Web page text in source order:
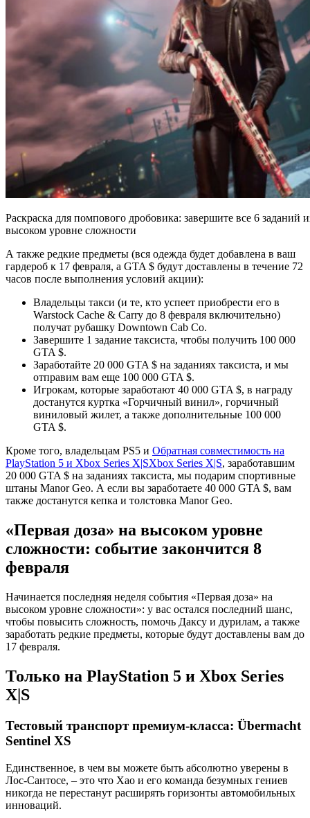
Раскраска для помпового дробовика: завершите все 6 заданий
высоком уровне сложности
А также редкие предметы (вся одежда будет добавлена в ваш
гардероб к 17 февраля, а GTA $ будут доставлены в течение 72
часов после выполнения условий акции):
Владельцы такси (и те, кто успеет приобрести его в
Warstock Cache & Carry до 8 февраля включительно)
получат рубашку Downtown Cab Co.
Завершите 1 задание таксиста, чтобы получить 100 000
GTA $.
Заработайте 20 000 GTA $ на заданиях таксиста, и мы
отправим вам еще 100 000 GTA $.
Игрокам, которые заработают 40 000 GTA $, в награду
достанутся куртка «Горчичный винил», горчичный
виниловый жилет, а также дополнительные 100 000
GTA $.
Кроме того, владельцам PS5 и Обратная совместимость на
PlayStation 5 и Xbox Series X|SXbox Series X|S, заработавшим
20 000 GTA $ на заданиях таксиста, мы подарим спортивные
штаны Manor Geo. А если вы заработаете 40 000 GTA $, вам
также достанутся кепка и толстовка Manor Geo.
«Первая доза» на высоком уровне
сложности: событие закончится 8
февраля
Начинается последняя неделя события «Первая доза» на
высоком уровне сложности»: у вас остался последний шанс,
чтобы повысить сложность, помочь Даксу и дурилам, а также
заработать редкие предметы, которые будут доставлены вам до
17 февраля.
Только на PlayStation 5 и Xbox Series
X|S
Тестовый транспорт премиум-класса: Übermacht
Sentinel XS
Единственное, в чем вы можете быть абсолютно уверены в
Лос-Сантосе, – это что Хао и его команда безумных гениев
никогда не перестанут расширять горизонты автомобильных
инноваций.